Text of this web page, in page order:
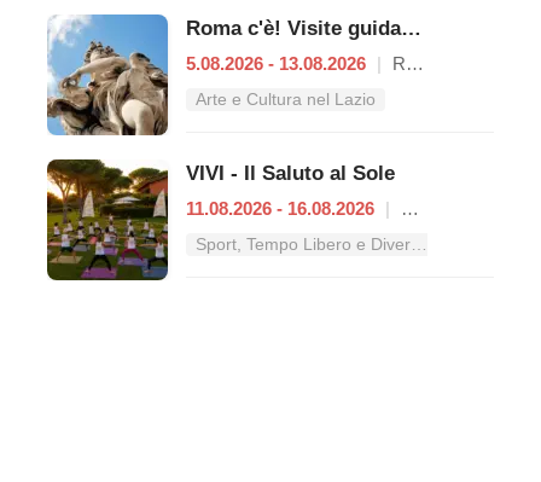
Roma c'è! Visite guidate (anche per bambini) dal 5 al 13 agosto 2026
5.08.2026 - 13.08.2026 | Roma
Arte e Cultura nel Lazio
VIVI - Il Saluto al Sole
11.08.2026 - 16.08.2026 |